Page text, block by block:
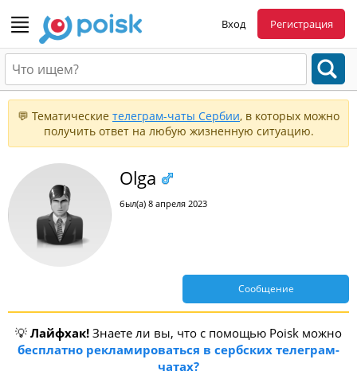
Вход Регистрация
💬 Тематические телеграм-чаты Сербии, в которых можно
получить ответ на любую жизненную ситуацию.
Olga
был(а) 8 апреля 2023
Сообщение
💡 Лайфхак! Знаете ли вы, что с помощью Poisk можно
бесплатно рекламироваться в сербских телеграм-
чатах?